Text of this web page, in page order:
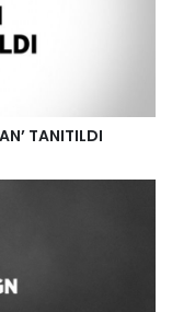
TANITILDI